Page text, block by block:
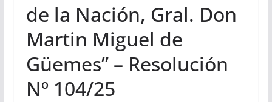
de la Nación, Gral. Don
Martin Miguel de
Güemes” – Resolución
Nº 104/25